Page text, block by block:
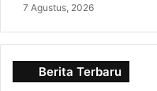
7 Agustus, 2026
Berita Terbaru